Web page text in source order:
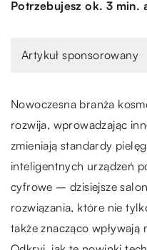
Potrzebujesz ok. 3 min.
Artykuł sponsorowany
Nowoczesna branża
rozwija, wprowadzając
zmieniają standardy
inteligentnych urządzeń
cyfrowe – dzisiejsze
rozwiązania, które nie
także znacząco wpływają